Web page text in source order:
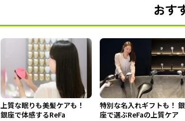
おす
上質な眠りも美髪ケアも！
銀座で体感するReFa
特別な名入れギフトも！ 銀
座で選ぶReFaの上質ケア